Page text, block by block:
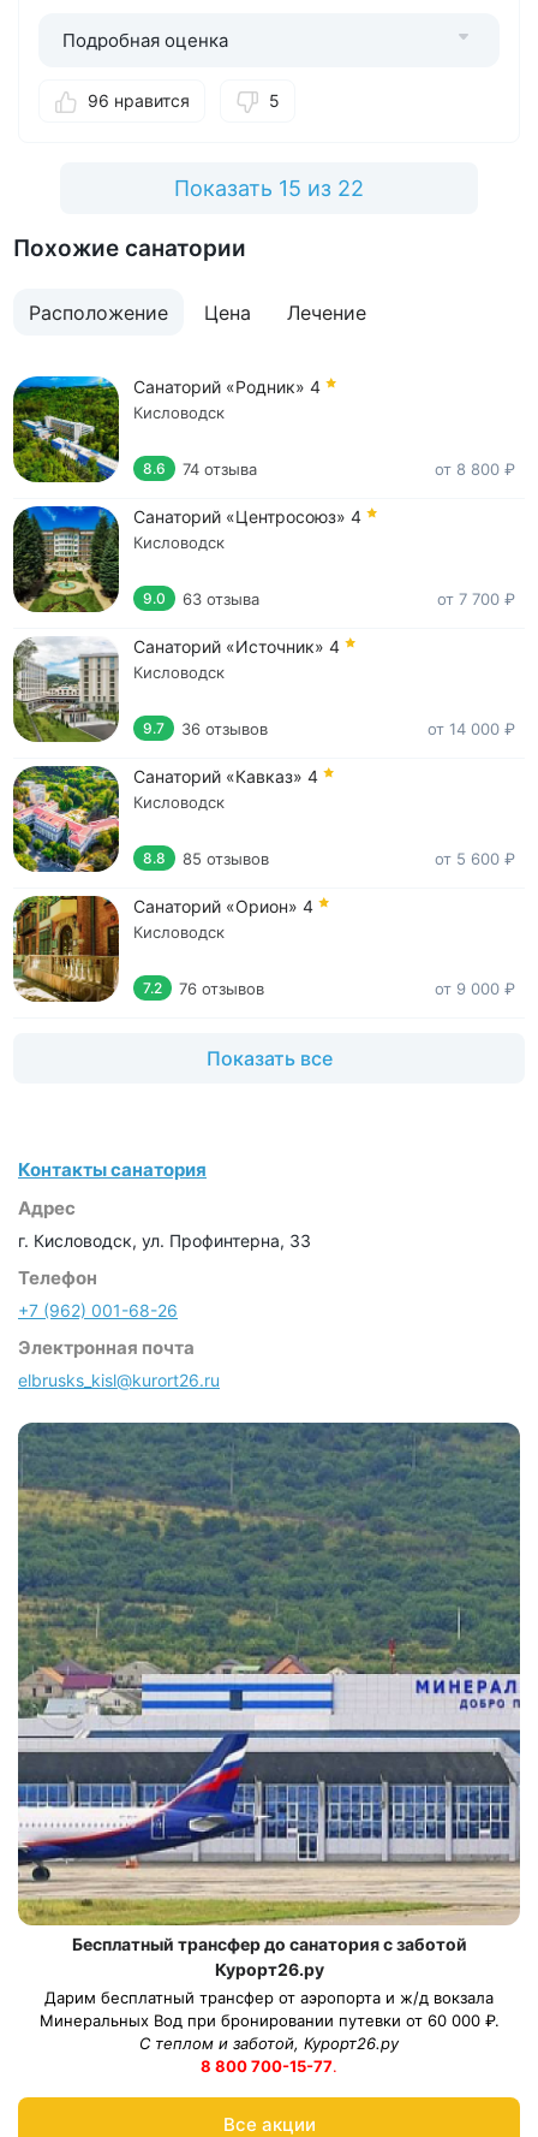
Подробная оценка
96 нравится 5
Показать 15 из 22
Похожие санатории
Расположение Цена Лечение
Санаторий «Родник» 4
Кисловодск
8.6 74 отзыва от 8 800 ₽
Санаторий «Центросоюз» 4
Кисловодск
9.0 63 отзыва от 7 700 ₽
Санаторий «Источник» 4
Кисловодск
9.7 36 отзывов от 14 000 ₽
Санаторий «Кавказ» 4
Кисловодск
8.8 85 отзывов от 5 600 ₽
Санаторий «Орион» 4
Кисловодск
7.2 76 отзывов от 9 000 ₽
Показать все
Контакты санатория
Адрес
г. Кисловодск, ул. Профинтерна, 33
Телефон
+7 (962) 001-68-26
Электронная почта
elbrusks_kisl@kurort26.ru
Бесплатный трансфер до санатория с заботой
Курорт26.ру
Дарим бесплатный трансфер от аэропорта и ж/д вокзала
Минеральных Вод при бронировании путевки от 60 000 ₽.
С теплом и заботой, Курорт26.ру
8 800 700-15-77.
Все акции